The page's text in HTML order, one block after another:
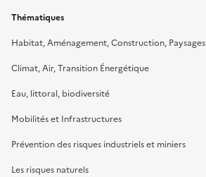
Thématiques
Habitat, Aménagement, Construction, Paysages
Climat, Air, Transition Énergétique
Eau, littoral, biodiversité
Mobilités et Infrastructures
Prévention des risques industriels et miniers
Les risques naturels